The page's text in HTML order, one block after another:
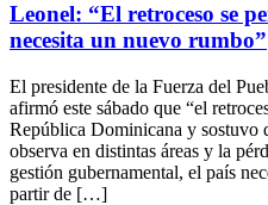
Leonel: “El retroceso se
necesita un nuevo rumbo”
El presidente de la Fuerza del
afirmó este sábado que “el
República Dominicana y sostuvo
observa en distintas áreas y la
gestión gubernamental, el país
partir de […]